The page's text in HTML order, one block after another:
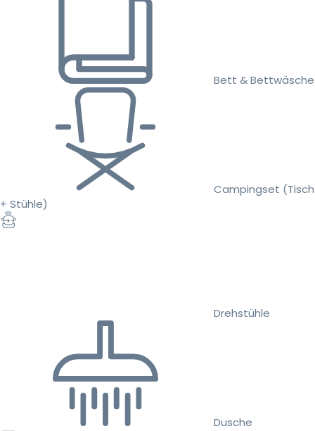
Bett & Bettwäsche
Campingset (Tisch
+ Stühle)
Drehstühle
Dusche